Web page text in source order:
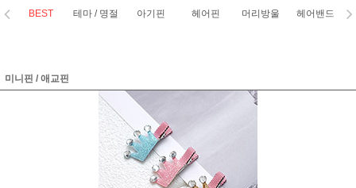
BEST 테마 / 명절 아기핀 헤어핀 머리방울 헤어밴드
미니핀 / 애교핀